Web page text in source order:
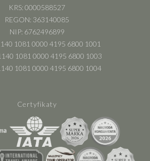
KRS: 0000588527
REGON: 363140085
NIP: 6762496899
1081 0000 4195 6800 1001
1081 0000 4195 6800 1003
1081 0000 4195 6800 1004
Certyfikaty